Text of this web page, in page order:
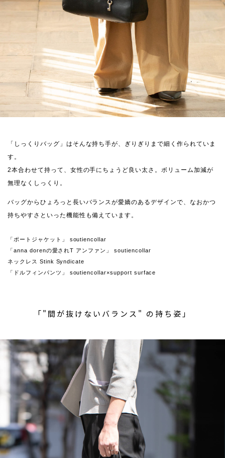
「しっくりバッグ」はそんな持ち手が、ぎりぎりまで細く作られていま
す。
2本合わせて持って、女性の手にちょうど良い太さ。ボリューム加減が
無理なくしっくり。
バッグからひょろっと長いバランスが愛嬌のあるデザインで、なおかつ
持ちやすさといった機能性も備えています。
「ポートジャケット」 soutiencollar
「anna dorenの愛されT アンファン」 soutiencollar
ネックレス Stink Syndicate
「ドルフィンパンツ」 soutiencollar×support surface
「"間が抜けないバランス" の持ち姿」